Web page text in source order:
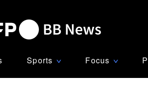
Sports ∨ Focus ∨